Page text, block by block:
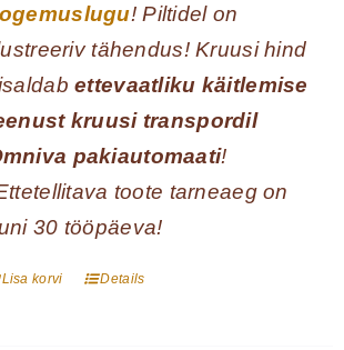
! Piltidel on
tähendus! Kruusi hind
ettevaatliku käitlemise
kruusi transpordil
pakiautomaati!
toote tarneaeg on
30 tööpäeva!
Lisa korvi Details